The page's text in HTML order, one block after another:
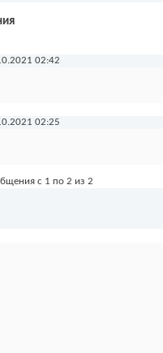
02:42
02:25
с 1 по 2 из 2